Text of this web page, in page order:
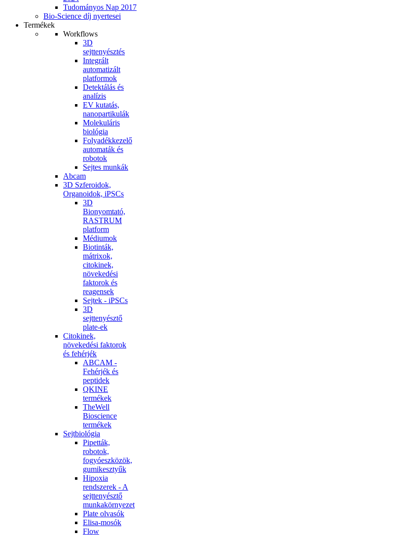
Tudományos Nap 2017
Bio-Science díj nyertesei
Termékek
Workflows
3D
sejttenyésztés
Integrált
automatizált
platformok
Detektálás és
analízis
EV kutatás,
nanopartikulák
Molekuláris
biológia
Folyadékkezelő
automaták és
robotok
Sejtes munkák
Abcam
3D Szferoidok,
Organoidok, iPSCs
3D
Bionyomtató,
RASTRUM
platform
Médiumok
Biotinták,
mátrixok,
citokinek,
növekedési
faktorok és
reagensek
Sejtek - iPSCs
3D
sejttenyésztő
plate-ek
Citokinek,
növekedési faktorok
és fehérjék
ABCAM -
Fehérjék és
peptidek
QKINE
termékek
TheWell
Bioscience
termékek
Sejtbiológia
Pipetták,
robotok,
fogyóeszközök,
gumikesztyűk
Hipoxia
rendszerek - A
sejttenyésztő
munkakörnyezet
Plate olvasók
Elisa-mosók
Flow